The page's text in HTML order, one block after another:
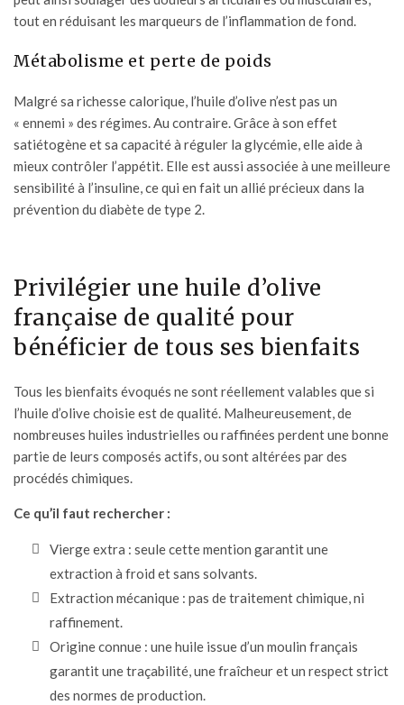
tout en réduisant les marqueurs de l’inflammation de fond.
Métabolisme et perte de poids
Malgré sa richesse calorique, l’huile d’olive n’est pas un
« ennemi » des régimes. Au contraire. Grâce à son effet
satiétogène et sa capacité à réguler la glycémie, elle aide à
mieux contrôler l’appétit. Elle est aussi associée à une meilleure
sensibilité à l’insuline, ce qui en fait un allié précieux dans la
prévention du diabète de type 2.
Privilégier une huile d’olive
française de qualité pour
bénéficier de tous ses bienfaits
Tous les bienfaits évoqués ne sont réellement valables que si
l’huile d’olive choisie est de qualité. Malheureusement, de
nombreuses huiles industrielles ou raffinées perdent une bonne
partie de leurs composés actifs, ou sont altérées par des
procédés chimiques.
Ce qu’il faut rechercher :
Vierge extra : seule cette mention garantit une
extraction à froid et sans solvants.
Extraction mécanique : pas de traitement chimique, ni
raffinement.
Origine connue : une huile issue d’un moulin français
garantit une traçabilité, une fraîcheur et un respect strict
des normes de production.